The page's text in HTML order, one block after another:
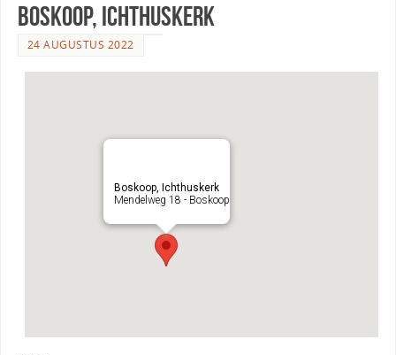
Boskoop, Ichthuskerk
24 AUGUSTUS 2022
Boskoop, Ichthuskerk
Mendelweg 18 - Boskoop